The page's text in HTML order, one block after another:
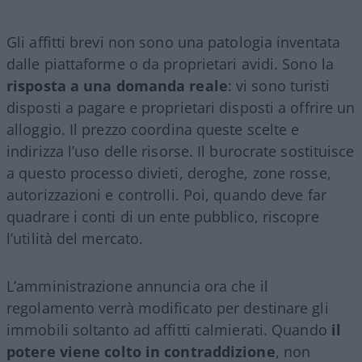
Gli affitti brevi non sono una patologia inventata
dalle piattaforme o da proprietari avidi. Sono la
risposta a una domanda reale: vi sono turisti
disposti a pagare e proprietari disposti a offrire un
alloggio. Il prezzo coordina queste scelte e
indirizza l’uso delle risorse. Il burocrate sostituisce
a questo processo divieti, deroghe, zone rosse,
autorizzazioni e controlli. Poi, quando deve far
quadrare i conti di un ente pubblico, riscopre
l’utilità del mercato.
L’amministrazione annuncia ora che il
regolamento verrà modificato per destinare gli
immobili soltanto ad affitti calmierati. Quando il
potere viene colto in contraddizione, non